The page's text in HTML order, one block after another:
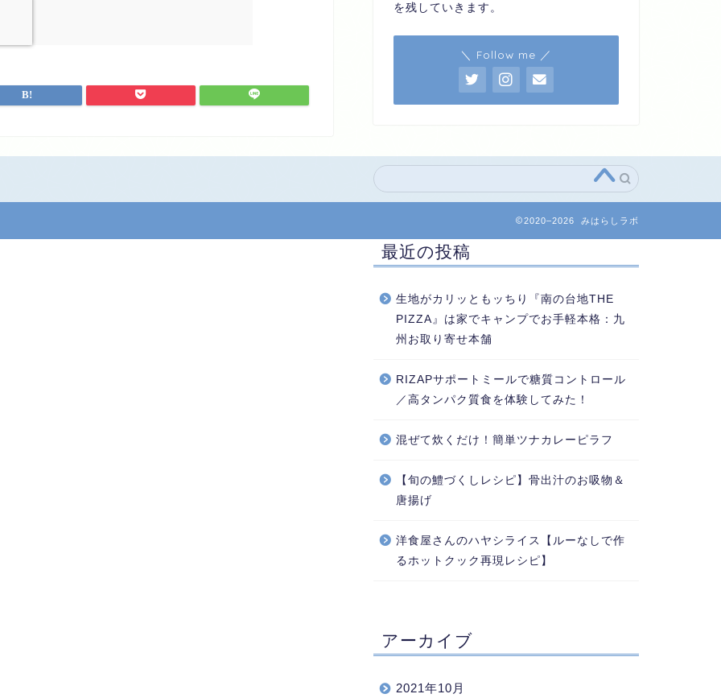
を残していきます。
＼ Follow me ／
最近の投稿
生地がカリッともッちり『南の台地THE
PIZZA』は家でキャンプでお手軽本格：九
州お取り寄せ本舗
RIZAPサポートミールで糖質コントロール
／高タンパク質食を体験してみた！
混ぜて炊くだけ！簡単ツナカレーピラフ
【旬の鱧づくしレシピ】骨出汁のお吸物＆
唐揚げ
洋食屋さんのハヤシライス【ルーなしで作
るホットクック再現レシピ】
アーカイブ
2021年10月
2020–2026 みはらしラボ